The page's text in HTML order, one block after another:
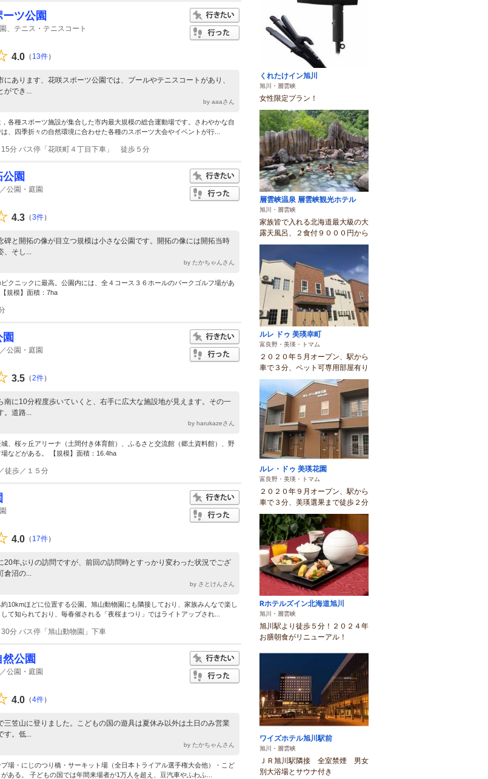
ツ公園
、テニス・テニスコート
4.0 （ 13件）
にあります、花咲スポーツ公園では、プールやテニスコートがあり、
ができ...
by aaaさん
各種スポーツ施設が集合した市内最大規模の総合運動場です。さわやかな自
、四季折々の自然環境に合わせた各種のスポーツ大会やイベントが行...
15分 バス停「花咲町４丁目下車」 徒歩５分
園
公園・庭園
4.3 （3件）
碑と開拓の像が目立つ規模は小さな公園です。開拓の像には開拓当時
、そし...
by たかちゃんさん
クニックに最高。公園内には、全４コース３６ホールのパークゴルフ場があ
規模】面積：7ha
公園・庭園
3.5 （2件）
南に10分程度歩いていくと、右手に広大な施設地が見えます。その一
。道路...
by harukazeさん
、桜ヶ丘アリーナ（土間付き体育館）、ふるさと交流館（郷土資料館）、野
などがある。 【規模】面積：16.4ha
徒歩／１５分
4.0 （ 17件）
20年ぶりの訪問ですが、前回の訪問時とすっかり変わった状況でござ
倉沼の...
by さとけんさん
10kmほどに位置する公園。旭山動物園にも隣接しており、家族みんなで楽し
て知られており、毎春催される「夜桜まつり」ではライトアップされ...
分 バス停「旭山動物園」下車
公園
公園・庭園
4.0 （4件）
三笠山に登りました。こどもの国の遊具は夏休み以外は土日のみ営業
す。低...
by たかちゃんさん
場・にじのつり橋・サーキット場（全日本トライアル選手権大会他）・こど
ある。 子どもの国では年間来場者が1万人を超え、豆汽車やふわふ...
くれたけイン旭川
旭川・層雲峡
女性限定プラン！
層雲峡温泉 層雲峡観光ホテル
旭川・層雲峡
家族皆で入れる北海道最大級の大
露天風呂、２食付９０００円から
ルレ ドゥ 美瑛幸町
富良野・美瑛・トマム
２０２０年５月オープン、駅から
車で３分、ペット可専用部屋有り
ルレ・ドゥ 美瑛花園
富良野・美瑛・トマム
２０２０年９月オープン、駅から
車で３分、美瑛選果まで徒歩２分
Rホテルズイン北海道旭川
旭川・層雲峡
旭川駅より徒歩５分！２０２４年
お膳朝食がリニューアル！
ワイズホテル旭川駅前
旭川・層雲峡
ＪＲ旭川駅隣接 全室禁煙 男女
別大浴場とサウナ付き